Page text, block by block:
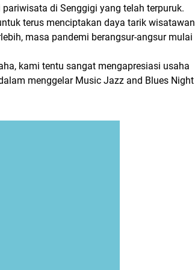
di Senggigi yang telah terpuruk.
terus menciptakan daya tarik wisatawan
masa pandemi berangsur-angsur mulai
kami tentu sangat mengapresiasi usaha
menggelar Music Jazz and Blues Night